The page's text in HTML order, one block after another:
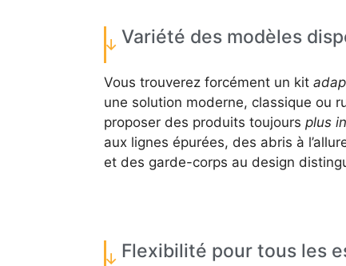
Variété des modèles
Vous trouverez forcément un kit
une solution moderne, classique ou
proposer des produits toujours plus
aux lignes épurées, des abris à
et des garde-corps au design
Flexibilité pour tous les